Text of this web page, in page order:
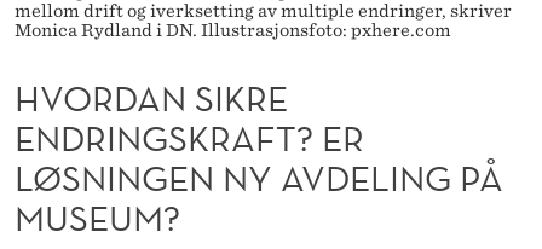
K
R
E
E
N
mellom drift og iverksetting av multiple endringer, skriver
Monica Rydland i DN. Illustrasjonsfoto: pxhere.com
HVORDAN SIKRE
ENDRINGSKRAFT? ER
LØSNINGEN NY AVDELING PÅ
MUSEUM?